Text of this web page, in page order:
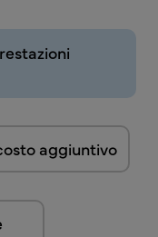
aggiuntivo